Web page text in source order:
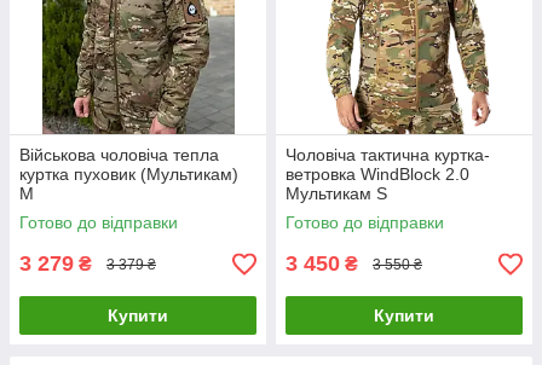
Військова чоловіча тепла
куртка пуховик (Мультикам)
M
Готово до відправки
3 279 ₴ 3 379 ₴
Купити
Чоловіча тактична куртка-
ветровка WindBlock 2.0
Мультикам S
Готово до відправки
3 450 ₴ 3 550 ₴
Купити